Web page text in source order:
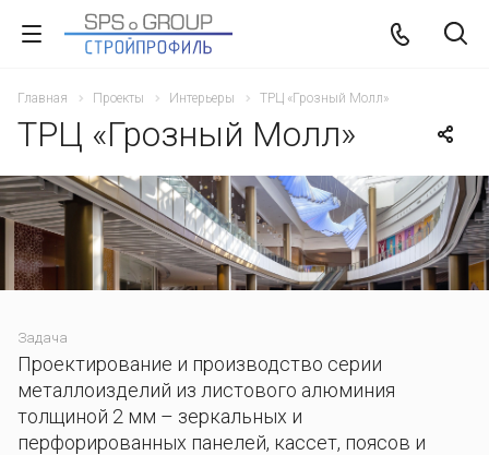
Главная Проекты Интерьеры ТРЦ «Грозный Молл»
ТРЦ «Грозный Молл»
Задача
Проектирование и производство серии
металлоизделий из листового алюминия
толщиной 2 мм – зеркальных и
перфорированных панелей, кассет, поясов и